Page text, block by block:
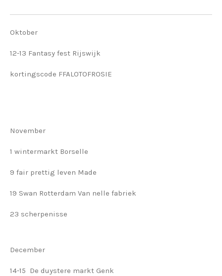
Oktober
12-13 Fantasy fest Rijswijk
kortingscode FFALOTOFROSIE
November
1 wintermarkt Borselle
9 fair prettig leven Made
19 Swan Rotterdam Van nelle fabriek
23 scherpenisse
December
14-15 De duystere markt Genk